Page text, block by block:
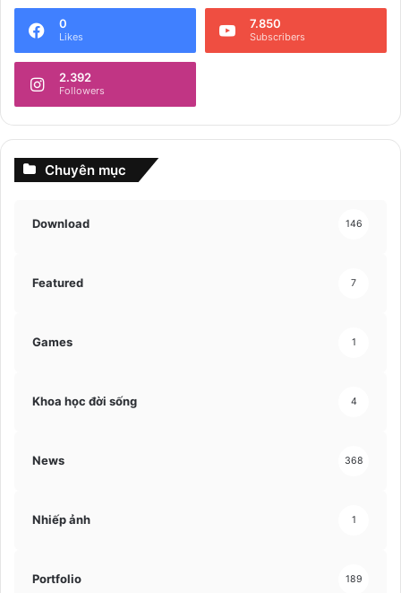
0
Likes
7.850
Subscribers
2.392
Followers
Chuyên mục
Download 146
Featured 7
Games 1
Khoa học đời sống 4
News 368
Nhiếp ảnh 1
Portfolio 189